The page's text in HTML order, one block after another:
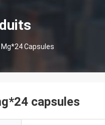
Mg*24 Capsules
capsules